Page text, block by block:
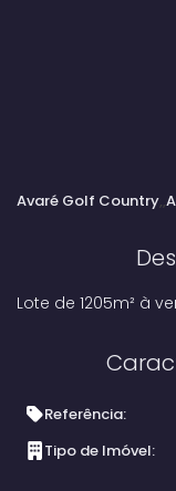
Avaré Golf Country
Lote de 1205m² à
Referência:
Tipo de Imóvel: